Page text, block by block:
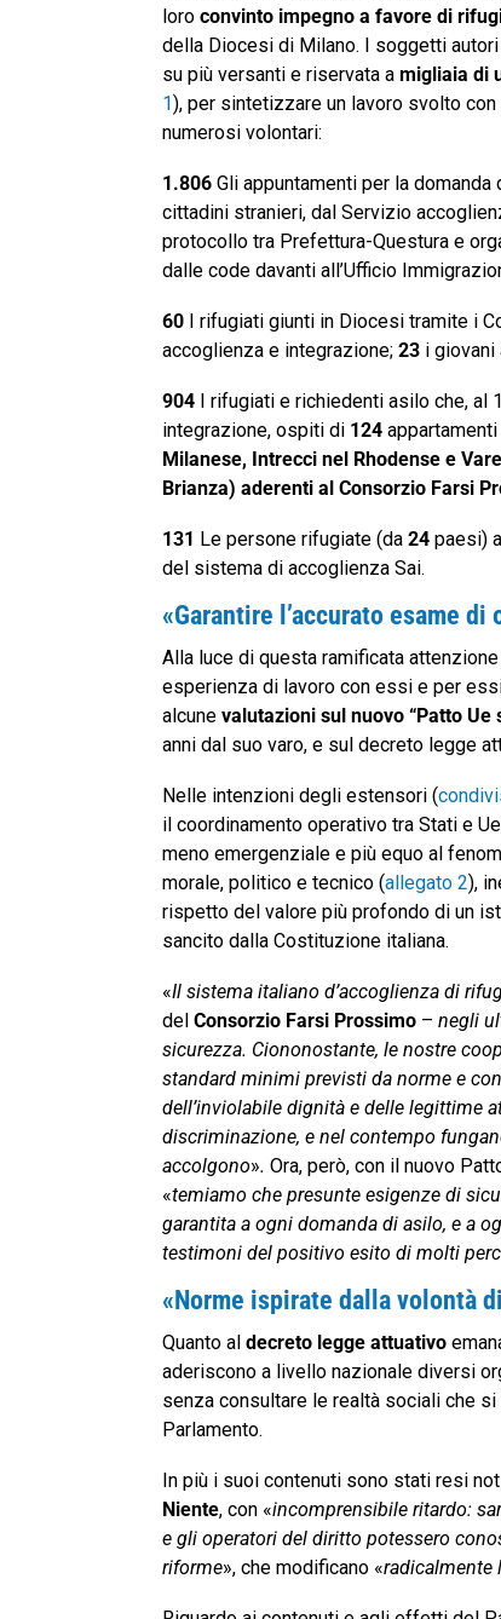
loroconvinto impegno a favore di
della Diocesi di Milano. I soggetti
su più versanti e riservata amigliaia di
1), per sintetizzare un lavoro svolto
numerosi volontari:
1.806 Gli appuntamenti per la
cittadini stranieri, dal Servizio
protocollo tra Prefettura-Questura e
dalle code davanti all’Ufficio
60 I rifugiati giunti in Diocesi tramite i
accoglienza e integrazione;23 i giovani
904 I rifugiati e richiedenti asilo che, al
integrazione, ospiti di 124
Milanese, Intrecci nel Rhodense e
Brianza) aderenti al Consorzio Farsi
131 Le persone rifugiate (da24 paesi)
del sistema di accoglienza Sai.
«Garantire l’accurato esame di
Alla luce di questa ramificata
esperienza di lavoro con essi e per
alcunevalutazioni sul nuovo “Patto Ue
anni dal suo varo, e sul decreto legge
Nelle intenzioni degli estensori (
il coordinamento operativo tra Stati e
meno emergenziale e più equo al
morale, politico e tecnico (allegato 2),
rispetto del valore più profondo di un
sancito dalla Costituzione italiana.
«Il sistema italiano d’accoglienza di
delConsorzio Farsi Prossimo –negli
sicurezza. Ciononostante, le nostre
standard minimi previsti da norme e
dell’inviolabile dignità e delle legittime
discriminazione, e nel contempo
accolgono».Ora, però, con il nuovo
«temiamo che presunte esigenze di
garantita a ogni domanda di asilo, e a
testimoni del positivo esito di molti
«Norme ispirate dalla volontà
Quanto aldecreto legge attuativo
aderiscono a livello nazionale diversi
senza consultare le realtà sociali che
Parlamento.
In più i suoi contenuti sono stati resi
Niente, con «incomprensibile ritardo:
e gli operatori del diritto potessero
riforme», che modificano «radicalmente